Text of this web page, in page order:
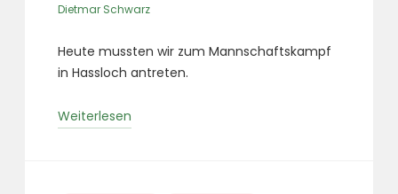
Dietmar Schwarz
Heute mussten wir zum Mannschaftskampf
in Hassloch antreten.
Weiterlesen